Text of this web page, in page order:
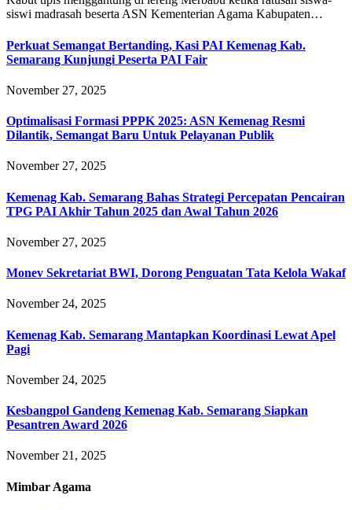
siswi madrasah beserta ASN Kementerian Agama Kabupaten…
Perkuat Semangat Bertanding, Kasi PAI Kemenag Kab.
Semarang Kunjungi Peserta PAI Fair
November 27, 2025
Optimalisasi Formasi PPPK 2025: ASN Kemenag Resmi
Dilantik, Semangat Baru Untuk Pelayanan Publik
November 27, 2025
Kemenag Kab. Semarang Bahas Strategi Percepatan Pencairan
TPG PAI Akhir Tahun 2025 dan Awal Tahun 2026
November 27, 2025
Monev Sekretariat BWI, Dorong Penguatan Tata Kelola Wakaf
November 24, 2025
Kemenag Kab. Semarang Mantapkan Koordinasi Lewat Apel
Pagi
November 24, 2025
Kesbangpol Gandeng Kemenag Kab. Semarang Siapkan
Pesantren Award 2026
November 21, 2025
Mimbar Agama